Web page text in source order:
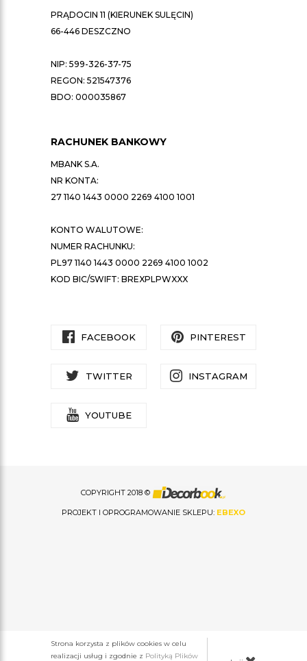
PRĄDOCIN 11 (KIERUNEK SULĘCIN)
66-446 DESZCZNO
NIP: 599-326-37-75
REGON: 521547376
BDO: 000035867
RACHUNEK BANKOWY
MBANK S.A.
NR KONTA:
27 1140 1443 0000 2269 4100 1001
KONTO WALUTOWE:
NUMER RACHUNKU:
PL97 1140 1443 0000 2269 4100 1002
KOD BIC/SWIFT: BREXPLPWXXX
FACEBOOK PINTEREST
TWITTER INSTAGRAM
YOUTUBE
COPYRIGHT 2018 ©
PROJEKT I OPROGRAMOWANIE SKLEPU: EBEXO
Strona korzysta z plików cookies w celu
realizacji usług i zgodnie z Polityką Plików